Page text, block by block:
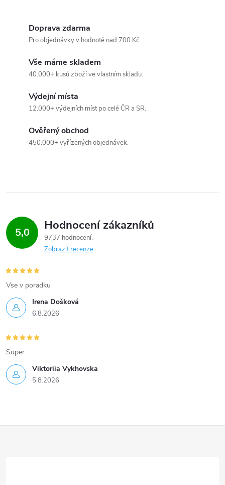
Doprava zdarma
Pro objednávky v hodnotě nad 700 Kč.
Vše máme skladem
40.000+ kusů zboží ve vlastním skladu.
Výdejní místa
12.000+ výdejních míst po celé ČR a SR.
Ověřený obchod
450.000+ vyřízených objednávek.
5,0 Hodnocení zákazníků
9737 hodnocení
Zobrazit recenze
Irena Došková
6.8.2026
Vse v poradku
Viktoriia Vykhovska
5.8.2026
Super